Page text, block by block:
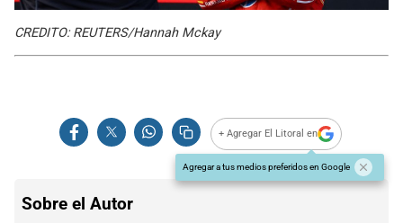
CREDITO: REUTERS/Hannah Mckay
+ Agregar El Litoral en
Agregar a tus medios preferidos en Google
Sobre el Autor